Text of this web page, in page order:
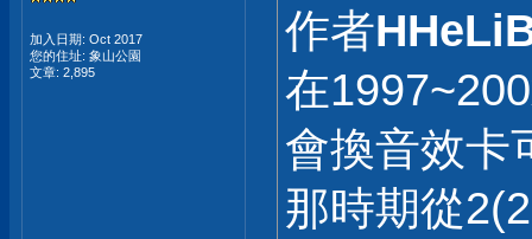
加入日期: Oct 2017
您的住址: 象山公園
文章: 2,895
作者
在
會換音效卡
那時期從